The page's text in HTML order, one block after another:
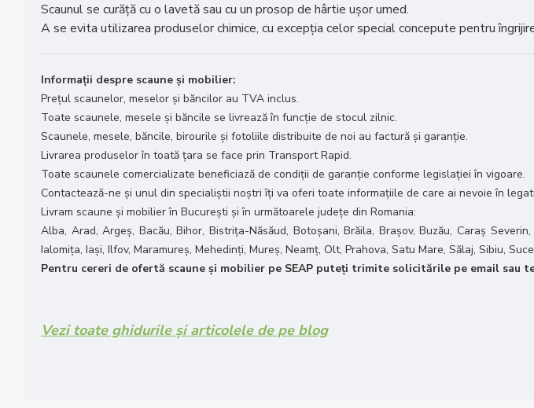
Scaunul se curăță cu o lavetă sau cu un prosop de hârtie ușor umed.
A se evita utilizarea produselor chimice, cu excepția celor special concepute pentru
Informații despre scaune și mobilier:
Prețul scaunelor, meselor și băncilor au TVA inclus.
Toate scaunele, mesele și băncile se livrează în funcție de stocul zilnic.
Scaunele, mesele, băncile, birourile și fotoliile distribuite de noi au factură și garanție.
Livrarea produselor în toată țara se face prin Transport Rapid.
Toate scaunele comercializate beneficiază de condiții de garanție conforme legislației în vigoare.
Contactează-ne și unul din specialiștii noștri îți va oferi toate informațiile de care ai nevoie în
Livram scaune și mobilier în București și în următoarele județe din Romania:
Alba, Arad, Argeș, Bacău, Bihor, Bistrița-Năsăud, Botoșani, Brăila, Brașov, Buzău, Caraș
Ialomița, Iași, Ilfov, Maramureș, Mehedinți, Mureș, Neamț, Olt, Prahova, Satu Mare, Sălaj, Sibiu,
Pentru cereri de ofertă scaune și mobilier pe SEAP puteți trimite solicitările pe email sau
Vezi toate ghidurile și articolele de pe blog